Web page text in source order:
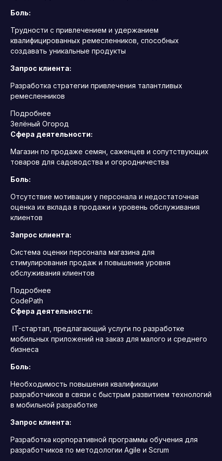
Боль:
Трудности с привлечением и удержанием
квалифицированных ремесленников, способных
создавать уникальные продукты
Запрос клиента:
Разработка стратегии привлечения талантливых
ремесленников
Подробнее
Зелёный Огород
Сфера деятельности:
Магазин по продаже семян, саженцев и сопутствующих
товаров для садоводства и огородничества
Боль:
Отсутствие мотивации у персонала и недостаточная
оценка их вклада в продажи и уровень обслуживания
клиентов
Запрос клиента:
Система оценки персонала магазина для
стимулирования продаж и повышения уровня
обслуживания клиентов
Подробнее
CodePath
Сфера деятельности:
IT-стартап, предлагающий услуги по разработке
мобильных приложений на заказ для малого и среднего
бизнеса
Боль:
Необходимость повышения квалификации
разработчиков в связи с быстрым развитием технологий
в мобильной разработке
Запрос клиента:
Разработка корпоративной программы обучения для
разработчиков по методологии Agile и Scrum